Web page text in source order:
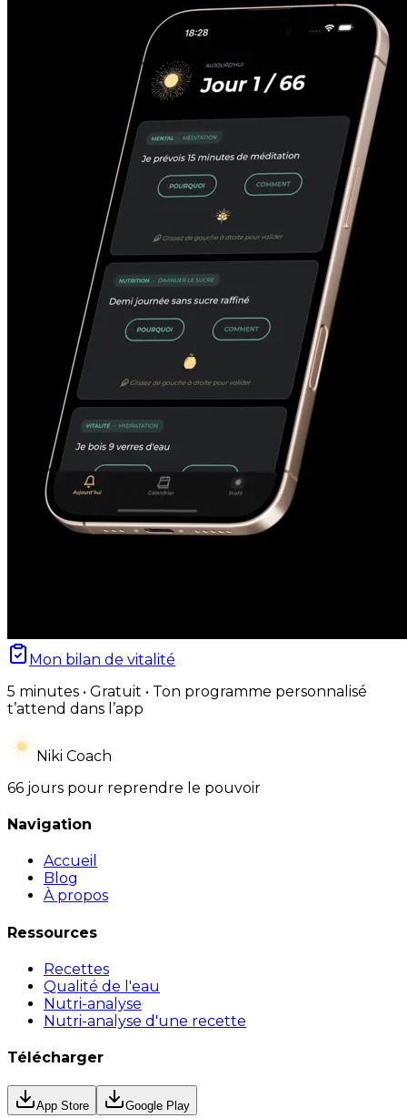
Mon bilan de vitalité
5 minutes • Gratuit • Ton programme personnalisé
t’attend dans l’app
Niki Coach
66 jours pour reprendre le pouvoir
Navigation
Accueil
Blog
À propos
Ressources
Recettes
Qualité de l'eau
Nutri-analyse
Nutri-analyse d'une recette
Télécharger
App Store Google Play